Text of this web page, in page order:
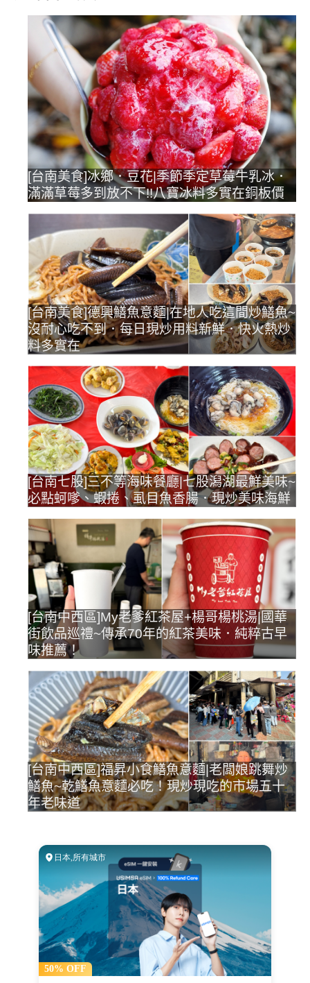
[台南美食]冰鄉．豆花|季節季定草莓牛乳冰．
滿滿草莓多到放不下!!八寶冰料多實在銅板價
[台南美食]德興鱔魚意麵|在地人吃這間炒鱔魚~
沒耐心吃不到．每日現炒用料新鮮．快火熱炒
料多實在
[台南七股]三不等海味餐廳|七股潟湖最鮮美味~
必點蚵嗲、蝦捲、虱目魚香腸．現炒美味海鮮
[台南中西區]My老爹紅茶屋+楊哥楊桃湯|國華
街飲品巡禮~傳承70年的紅茶美味．純粹古早
味推薦！
[台南中西區]福昇小食鱔魚意麵|老闆娘跳舞炒
鱔魚~乾鱔魚意麵必吃！現炒現吃的市場五十
年老味道